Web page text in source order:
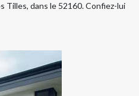
Tilles, dans le 52160. Confiez-lui